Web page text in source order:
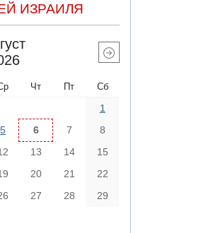
ИЗРАИЛЯ
Чт Пт Сб
1
5 6 7
8
13 14
15
20 21
22
27 28
29